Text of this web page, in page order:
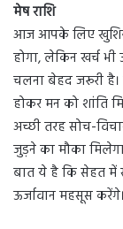
मेष राशि
आज आपके लिए
होगा, लेकिन खर्च
चलना बेहद जरूरी है।
होकर मन को शांति
अच्छी तरह सोच-
जुड़ने का मौका
बात ये है कि सेहत में
ऊर्जावान महसूस करेंगे।